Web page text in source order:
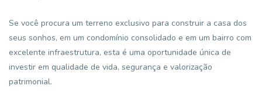
Se você procura um terreno exclusivo para construir a casa dos
seus sonhos, em um condomínio consolidado e em um bairro com
excelente infraestrutura, esta é uma oportunidade única de
investir em qualidade de vida, segurança e valorização
patrimonial.